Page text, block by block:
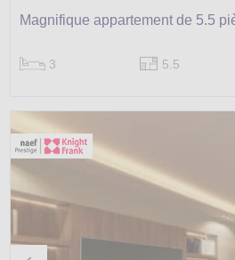
Magnifique appartement de 5.5
3 5.5